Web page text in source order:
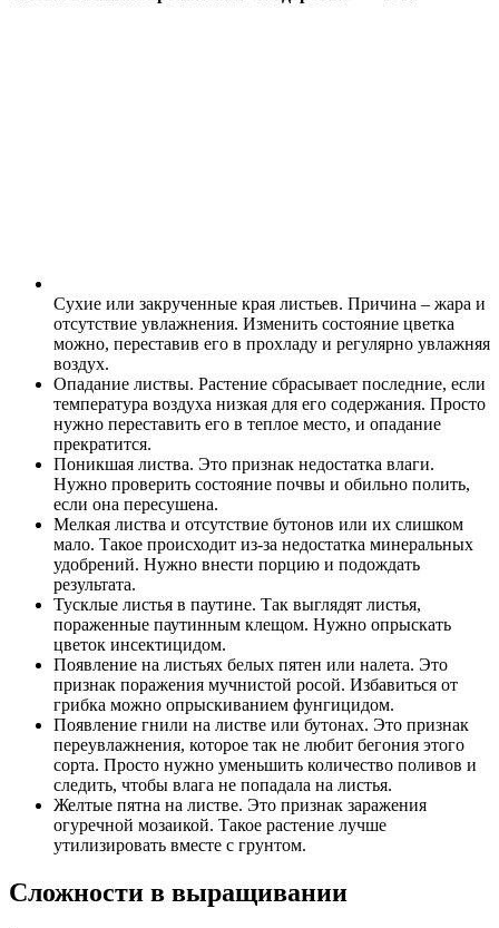
Сухие или закрученные края листьев. Причина – жара и
отсутствие увлажнения. Изменить состояние цветка
можно, переставив его в прохладу и регулярно увлажняя
воздух.
Опадание листвы. Растение сбрасывает последние, если
температура воздуха низкая для его содержания. Просто
нужно переставить его в теплое место, и опадание
прекратится.
Поникшая листва. Это признак недостатка влаги.
Нужно проверить состояние почвы и обильно полить,
если она пересушена.
Мелкая листва и отсутствие бутонов или их слишком
мало. Такое происходит из-за недостатка минеральных
удобрений. Нужно внести порцию и подождать
результата.
Тусклые листья в паутине. Так выглядят листья,
пораженные паутинным клещом. Нужно опрыскать
цветок инсектицидом.
Появление на листьях белых пятен или налета. Это
признак поражения мучнистой росой. Избавиться от
грибка можно опрыскиванием фунгицидом.
Появление гнили на листве или бутонах. Это признак
переувлажнения, которое так не любит бегония этого
сорта. Просто нужно уменьшить количество поливов и
следить, чтобы влага не попадала на листья.
Желтые пятна на листве. Это признак заражения
огуречной мозаикой. Такое растение лучше
утилизировать вместе с грунтом.
Сложности в выращивании